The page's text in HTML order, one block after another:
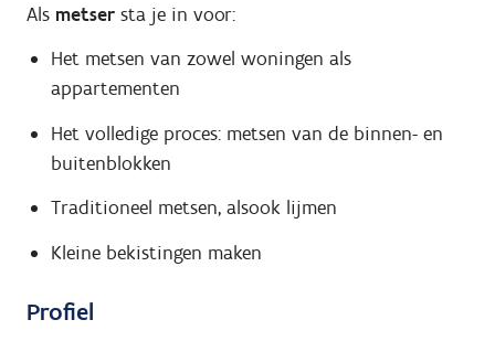
Als metser sta je in voor:
Het metsen van zowel woningen als
appartementen
Het volledige proces: metsen van de binnen- en
buitenblokken
Traditioneel metsen, alsook lijmen
Kleine bekistingen maken
Profiel